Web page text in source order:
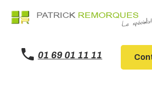
01 69 01 11 11